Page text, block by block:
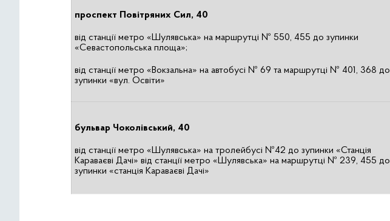
проспект Повітряних Сил, 40
від станції метро «Шулявська» на маршрутці № 550, 455 до зупинки
«Севастопольська площа»;
від станції метро «Вокзальна» на автобусі № 69 та маршрутці № 401, 368 до
зупинки «вул. Освіти»
бульвар Чоколівський, 40
від станції метро «Шулявська» на тролейбусі №42 до зупинки «Станція
Караваєві Дачі» від станції метро «Шулявська» на маршрутці № 239, 455 до
зупинки «станція Караваєві Дачі»